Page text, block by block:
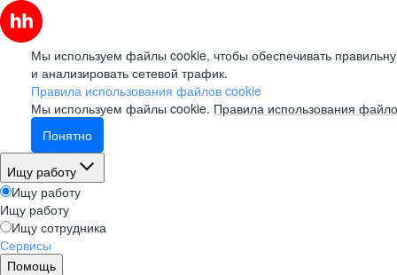
Мы используем файлы cookie, чтобы обеспечивать
и анализировать сетевой трафик.
Правила использования файлов cookie
Мы используем файлы cookie. Правила использования
Понятно
Ищу работу
Ищу работу
Ищу работу
Ищу сотрудника
Сервисы
Помощь